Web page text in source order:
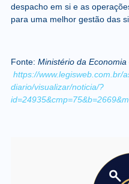
despacho em si e as
para uma melhor gestão das
Fonte: Ministério da Economia
https://www.legisweb.com.br/
diario/visualizar/noticia/?